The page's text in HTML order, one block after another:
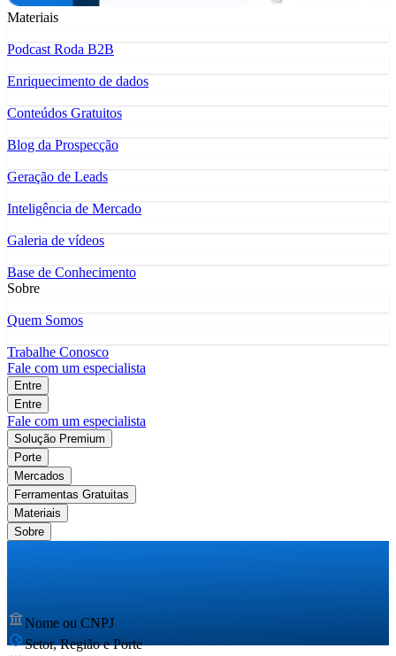
Materiais
Podcast Roda B2B
Enriquecimento de dados
Conteúdos Gratuitos
Blog da Prospecção
Geração de Leads
Inteligência de Mercado
Galeria de vídeos
Base de Conhecimento
Sobre
Quem Somos
Trabalhe Conosco
Fale com um especialista
Entre
Entre
Fale com um especialista
Solução Premium
Porte
Mercados
Ferramentas Gratuitas
Materiais
Sobre
Nome ou CNPJ
Setor, Região e Porte